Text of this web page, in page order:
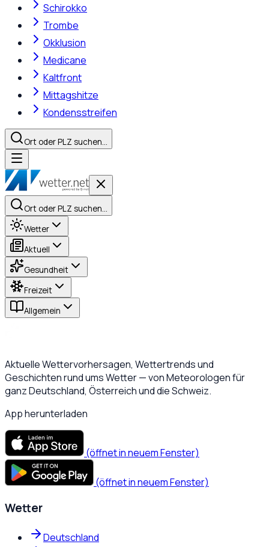
Schirokko
Trombe
Okklusion
Medicane
Kaltfront
Mittagshitze
Kondensstreifen
Ort oder PLZ suchen…
Ort oder PLZ suchen…
Wetter
Aktuell
Gesundheit
Freizeit
Allgemein
Aktuelle Wettervorhersagen, Wettertrends und
Geschichten rund ums Wetter — von Meteorologen für
ganz Deutschland, Österreich und die Schweiz.
App herunterladen
(öffnet in neuem Fenster)
(öffnet in neuem Fenster)
Wetter
Deutschland